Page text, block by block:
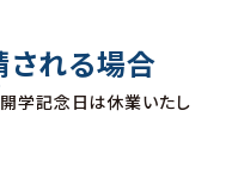
れる場合
学記念日は休業いたし